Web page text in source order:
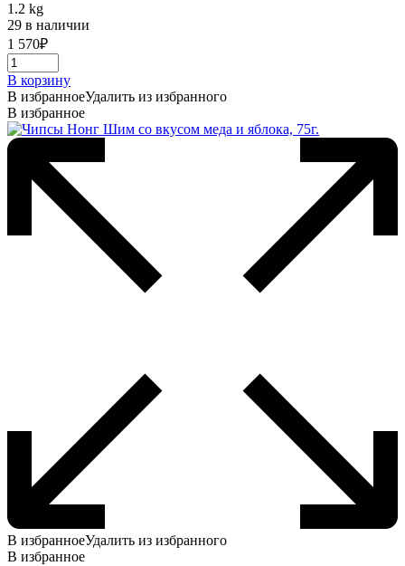
1.2 kg
29 в наличии
1 570₽
В корзину
В избранноеУдалить из избранного
В избранное
В избранноеУдалить из избранного
В избранное